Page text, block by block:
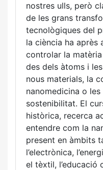
nostres ulls, però
de les grans
tecnològiques del
la ciència ha après
controlar la
des dels àtoms i
nous materials, la
nanomedicina o
sostenibilitat. El
històrica, recerca
entendre com la
present en àmbits
l’electrònica,
el tèxtil, l’educació